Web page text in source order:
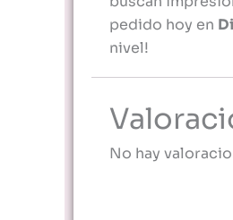
pedido hoy en
nivel!
No hay